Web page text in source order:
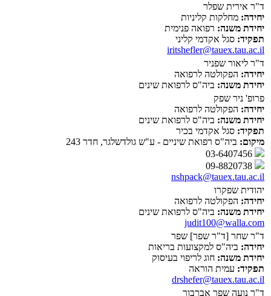
ד"ר אירית שפלר
יחידה: מחלקות קליניות
יחידת משנה: רפואה פנימית
תפקיד: סגל אקדמי קליני
iritshefler@tauex.tau.ac.il
ד"ר ליאור שפניר
יחידה: הפקולטה לרפואה
יחידת משנה: ביה"ס לרפואת שינים
פרופ' ניר שפק
יחידה: הפקולטה לרפואה
יחידת משנה: ביה"ס לרפואת שינים
תפקיד: סגל אקדמי בכיר
מיקום: ביה"ס רפואת שיניים - ע"ש גולדשלגר, חדר 243
nshpack@tauex.tau.ac.il
יהודית שפקרו
יחידה: הפקולטה לרפואה
יחידת משנה: ביה"ס לרפואת שינים
judit100@walla.com
ד"ר שחר [ד"ר שפר] שפר
יחידה: ביה"ס למקצועות בריאות
יחידת משנה: חוג לריפוי בעיסוק
תפקיד: עמית הוראה
drshefer@tauex.tau.ac.il
ד"ר נועה שפר אברבוך